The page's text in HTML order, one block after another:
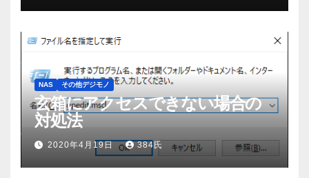
NAS その他デジモノ
玄箱にアクセスできない場合の
対処法
2020年4月19日 384氏